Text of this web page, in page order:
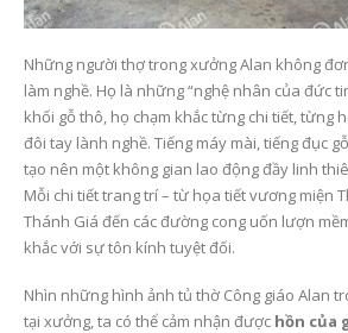
Những người thợ trong xưởng Alan không
làm nghề. Họ là những “nghệ nhân của đức
khối gỗ thô, họ chạm khắc từng chi tiết, từng
đôi tay lành nghề. Tiếng máy mài, tiếng đục
tạo nên một không gian lao động đầy linh
Mỗi chi tiết trang trí – từ họa tiết vương miện
Thánh Giá đến các đường cong uốn lượn
khắc với sự tôn kính tuyệt đối.
Nhìn những hình ảnh tủ thờ Công giáo Alan
tại xưởng, ta có thể cảm nhận được hồn của